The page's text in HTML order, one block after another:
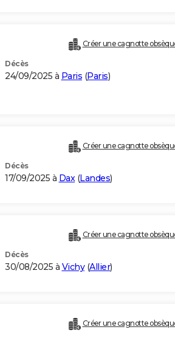
Créer une cagnotte
Décès
24/09/2025 à Paris (Paris)
Créer une cagnotte
Décès
17/09/2025 à Dax(Landes)
Créer une cagnotte
Décès
30/08/2025 à Vichy(Allier)
Créer une cagnotte